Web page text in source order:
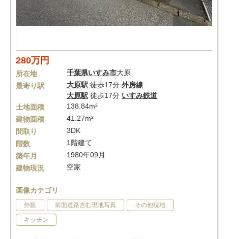
280万円
所在地 千葉県いすみ市大原
最寄り駅
大原駅 徒歩17分 外房線
大原駅 徒歩17分 いすみ鉄道
土地面積
138.84m²
建物面積
41.27m²
間取り
3DK
階数
1階建て
築年月
1980年09月
建物現況
空家
画像カテゴリ
外観 前面道路含む現地写真 その他現地
キッチン